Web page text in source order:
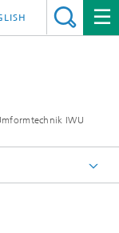
IWU